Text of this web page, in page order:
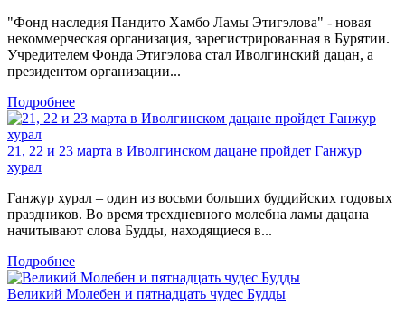
"Фонд наследия Пандито Хамбо Ламы Этигэлова" - новая
некоммерческая организация, зарегистрированная в Бурятии.
Учредителем Фонда Этигэлова стал Иволгинский дацан, а
президентом организации...
Подробнее
21, 22 и 23 марта в Иволгинском дацане пройдет Ганжур
хурал
Ганжур хурал – один из восьми больших буддийских годовых
праздников. Во время трехдневного молебна ламы дацана
начитывают слова Будды, находящиеся в...
Подробнее
Великий Молебен и пятнадцать чудес Будды